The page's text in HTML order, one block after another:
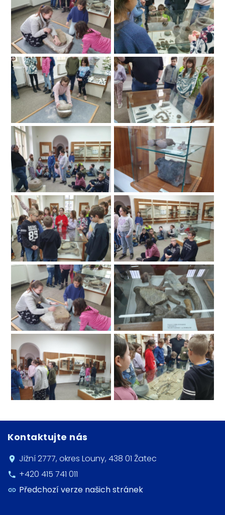
Kontaktujte nás
Jižní 2777, okres Louny, 438 01 Žatec
+420 415 741 011
Předchozí verze našich stránek